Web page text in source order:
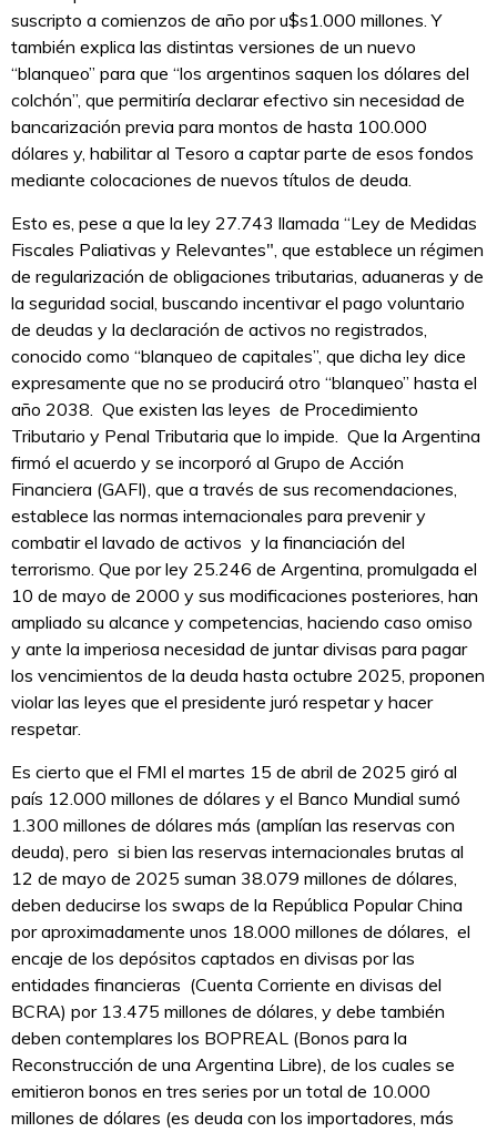
suscripto a comienzos de año por u$s1.000 millones. Y
también explica las distintas versiones de un nuevo
“blanqueo” para que “los argentinos saquen los dólares del
colchón”, que permitiría declarar efectivo sin necesidad de
bancarización previa para montos de hasta 100.000
dólares y, habilitar al Tesoro a captar parte de esos fondos
mediante colocaciones de nuevos títulos de deuda.
Esto es, pese a que la ley 27.743 llamada “Ley de Medidas
Fiscales Paliativas y Relevantes", que establece un régimen
de regularización de obligaciones tributarias, aduaneras y de
la seguridad social, buscando incentivar el pago voluntario
de deudas y la declaración de activos no registrados,
conocido como “blanqueo de capitales”, que dicha ley dice
expresamente que no se producirá otro “blanqueo” hasta el
año 2038. Que existen las leyes de Procedimiento
Tributario y Penal Tributaria que lo impide. Que la Argentina
firmó el acuerdo y se incorporó al Grupo de Acción
Financiera (GAFI), que a través de sus recomendaciones,
establece las normas internacionales para prevenir y
combatir el lavado de activos y la financiación del
terrorismo. Que por ley 25.246 de Argentina, promulgada el
10 de mayo de 2000 y sus modificaciones posteriores, han
ampliado su alcance y competencias, haciendo caso omiso
y ante la imperiosa necesidad de juntar divisas para pagar
los vencimientos de la deuda hasta octubre 2025, proponen
violar las leyes que el presidente juró respetar y hacer
respetar.
Es cierto que el FMI el martes 15 de abril de 2025 giró al
país 12.000 millones de dólares y el Banco Mundial sumó
1.300 millones de dólares más (amplían las reservas con
deuda), pero si bien las reservas internacionales brutas al
12 de mayo de 2025 suman 38.079 millones de dólares,
deben deducirse los swaps de la República Popular China
por aproximadamente unos 18.000 millones de dólares, el
encaje de los depósitos captados en divisas por las
entidades financieras (Cuenta Corriente en divisas del
BCRA) por 13.475 millones de dólares, y debe también
deben contemplares los BOPREAL (Bonos para la
Reconstrucción de una Argentina Libre), de los cuales se
emitieron bonos en tres series por un total de 10.000
millones de dólares (es deuda con los importadores, más